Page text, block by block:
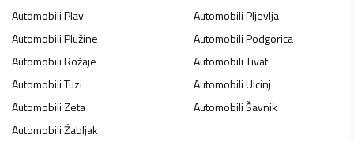
AutomobiliPlav AutomobiliPljevlja
AutomobiliPlužine AutomobiliPodgorica
AutomobiliRožaje AutomobiliTivat
AutomobiliTuzi AutomobiliUlcinj
AutomobiliZeta AutomobiliŠavnik
AutomobiliŽabljak